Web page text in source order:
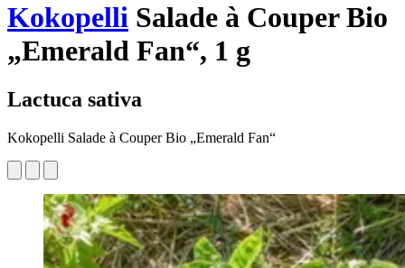
Kokopelli Salade à Couper Bio
„Emerald Fan“, 1 g
Lactuca sativa
Kokopelli Salade à Couper Bio „Emerald Fan“